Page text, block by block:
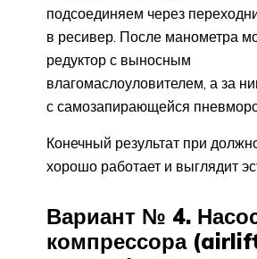
подсоединяем через
в ресивер. После манометра
редуктор с выносным
влагомаслоуловителем, а за
с самозапирающейся
Конечный результат при
хорошо работает и выглядит
Вариант № 4.
компрессора